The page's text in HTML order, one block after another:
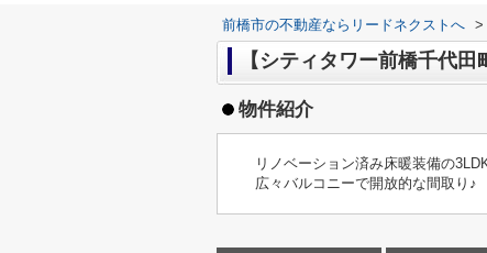
前橋市の不動産ならリードネクストへ >
【シティタワー前橋千代
物件紹介
リノベーション済み床暖装備の
広々バルコニーで開放的な間取り♪